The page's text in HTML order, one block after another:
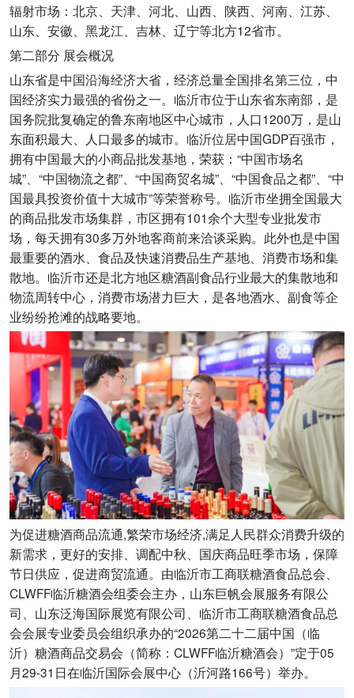
辐射市场：北京、天津、河北、山西、陕西、河南、江苏、
山东、安徽、黑龙江、吉林、辽宁等北方12省市。
第二部分 展会概况
山东省是中国沿海经济大省，经济总量全国排名第三位，中
国经济实力最强的省份之一。临沂市位于山东省东南部，是
国务院批复确定的鲁东南地区中心城市，人口1200万，是山
东面积最大、人口最多的城市。临沂位居中国GDP百强市，
拥有中国最大的小商品批发基地，荣获：“中国市场名
城”、“中国物流之都”、“中国商贸名城”、“中国食品之都”、“中
国最具投资价值十大城市”等荣誉称号。临沂市坐拥全国最大
的商品批发市场集群，市区拥有101余个大型专业批发市
场，每天拥有30多万外地客商前来洽谈采购。此外也是中国
最重要的酒水、食品及快速消费品生产基地、消费市场和集
散地。临沂市还是北方地区糖酒副食品行业最大的集散地和
物流周转中心，消费市场潜力巨大，是各地酒水、副食等企
业纷纷抢滩的战略要地。
为促进糖酒商品流通,繁荣市场经济,满足人民群众消费升级的
新需求，更好的安排、调配中秋、国庆商品旺季市场，保障
节日供应，促进商贸流通。由临沂市工商联糖酒食品总会、
CLWFF临沂糖酒会组委会主办，山东巨帆会展服务有限公
司、山东泛海国际展览有限公司、临沂市工商联糖酒食品总
会会展专业委员会组织承办的“2026第二十二届中国（临
沂）糖酒商品交易会（简称：CLWFF临沂糖酒会）”定于05
月29-31日在临沂国际会展中心（沂河路166号）举办。